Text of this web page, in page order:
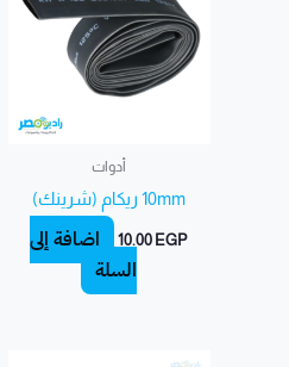
أدوات
10mm ريكام (شرينك)
10.00 EGP
إضافة إلى
السلة